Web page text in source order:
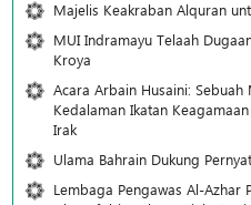
Majelis Keakraban Alquran
MUI Indramayu Telaah
Kroya
Acara Arbain Husaini:
Kedalaman Ikatan
Irak
Ulama Bahrain Dukung
Lembaga Pengawas Al-Azhar